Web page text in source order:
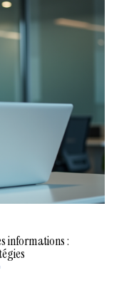
informations :